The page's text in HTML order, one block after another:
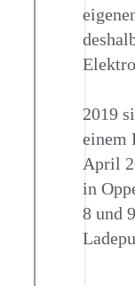
2019
einem
April
in
8 und